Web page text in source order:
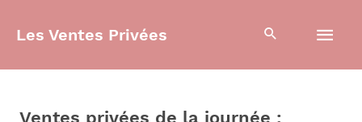
Les Ventes Privées
Ventes privées de la journée :